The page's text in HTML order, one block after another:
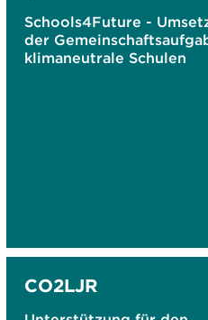
Schools4Future -
der
klimaneutrale Schulen
CO2LJR